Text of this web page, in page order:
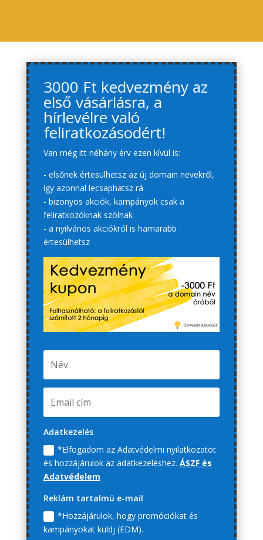
3000 Ft kedvezmény az
első vásárlásra, a
hírlevélre való
feliratkozásodért!
Van még itt néhány érv ezen kívül is:
- elsőnek értesülhetsz az új domain nevekről,
így azonnal lecsaphatsz rá
- bizonyos akciók, kampányok csak a
feliratkozóknak szólnak
- a nyilvános akciókról is hamarabb
értesülhetsz
Adatkezelés
*Elfogadom az Adatvédelmi nyilatkozatot
és hozzájárulok az adatkezeléshez. ÁSZF és
Adatvédelem
Reklám tartalmú e-mail
*Hozzájárulok, hogy promóciókat és
kampányokat küldj (EDM).